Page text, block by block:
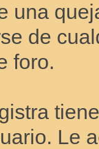
una
de
foro.
Le